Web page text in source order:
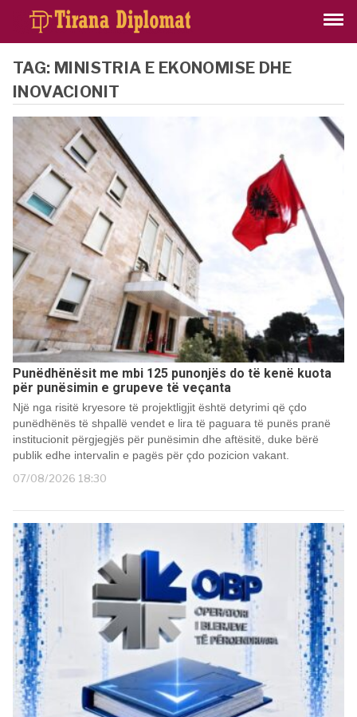
TAG: MINISTRIA E EKONOMISE DHE
INOVACIONIT
Punëdhënësit me mbi 125 punonjës do të kenë kuota
për punësimin e grupeve të veçanta
Një nga risitë kryesore të projektligjit është detyrimi që çdo
punëdhënës të shpallë vendet e lira të paguara të punës pranë
institucionit përgjegjës për punësimin dhe aftësitë, duke bërë
publik edhe intervalin e pagës për çdo pozicion vakant.
07/08/2026 18:30